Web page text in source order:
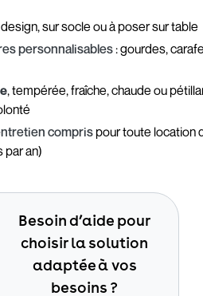
sur socle ou à poser sur table
personnalisables: gourdes,
, tempérée, fraîche, chaude ou
comprispour toute location
par an)
Besoin d’aide pour
choisir la solution
adaptée à vos
besoins ?